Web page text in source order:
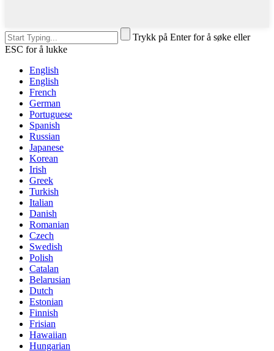
Trykk på Enter for å søke eller
ESC for å lukke
English
English
French
German
Portuguese
Spanish
Russian
Japanese
Korean
Irish
Greek
Turkish
Italian
Danish
Romanian
Czech
Swedish
Polish
Catalan
Belarusian
Dutch
Estonian
Finnish
Frisian
Hawaiian
Hungarian